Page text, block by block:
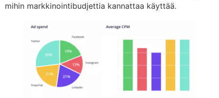
mihin markkinointibudjettia kannattaa käyttää.